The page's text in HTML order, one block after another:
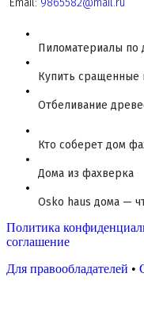
Пиломатериалы по
Купить сращенные
Отбеливание
Кто соберет дом
Дома из фахверка
Osko haus дома —
Политика
соглашение
Для правообладателей •